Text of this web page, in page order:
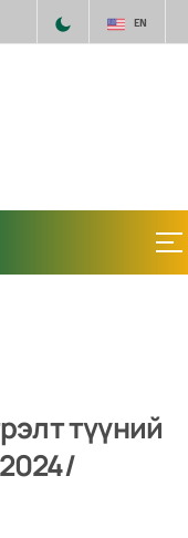
EN
түүний